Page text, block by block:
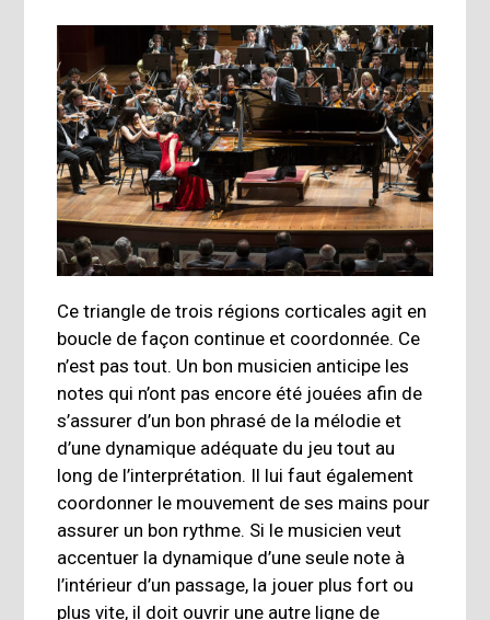
Ce triangle de trois régions corticales agit en
boucle de façon continue et coordonnée. Ce
n’est pas tout. Un bon musicien anticipe les
notes qui n’ont pas encore été jouées afin de
s’assurer d’un bon phrasé de la mélodie et
d’une dynamique adéquate du jeu tout au
long de l’interprétation. Il lui faut également
coordonner le mouvement de ses mains pour
assurer un bon rythme. Si le musicien veut
accentuer la dynamique d’une seule note à
l’intérieur d’un passage, la jouer plus fort ou
plus vite, il doit ouvrir une autre ligne de